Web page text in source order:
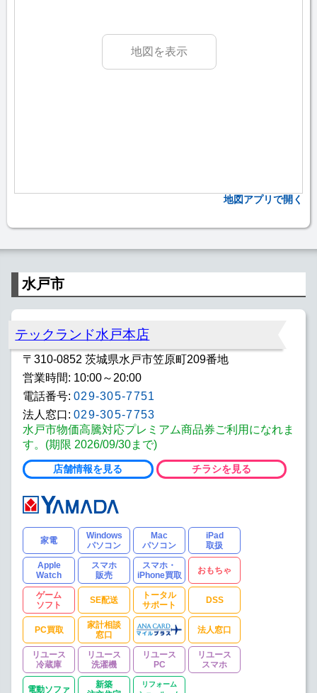
地図を表示
地図アプリで開く
水戸市
テックランド水戸本店
〒310-0852 茨城県水戸市笠原町209番地
営業時間: 10:00～20:00
電話番号: 029-305-7751
法人窓口: 029-305-7753
水戸市物価高騰対応プレミアム商品券ご利用になれま
す。(期限 2026/09/30まで)
店舗情報を見る チラシを見る
家電
Windows
パソコン
Mac
パソコン
iPad
取扱
Apple
Watch
スマホ
販売
スマホ・
iPhone買取
おもちゃ
ゲーム
ソフト
SE配送
トータル
サポート
DSS
PC買取
家計相談
窓口
法人窓口
リユース
冷蔵庫
リユース
洗濯機
リユース
PC
リユース
スマホ
電動ソファ
新築
リフォーム